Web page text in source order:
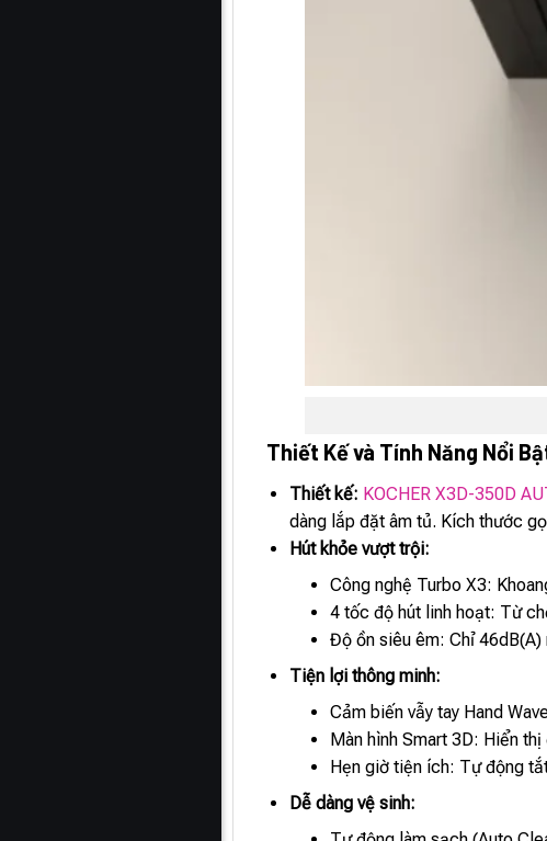
Thiết Kế và Tính Năng Nổi
Thiết kế: KOCHER X3D-350D
dàng lắp đặt âm tủ. Kích thước
Hút khỏe vượt trội:
Công nghệ Turbo X3:
4 tốc độ hút linh hoạt: Từ
Độ ồn siêu êm: Chỉ 46dB(A)
Tiện lợi thông minh:
Cảm biến vẫy tay Hand
Màn hình Smart 3D: Hiển
Hẹn giờ tiện ích: Tự động
Dễ dàng vệ sinh: